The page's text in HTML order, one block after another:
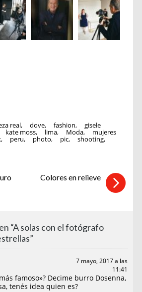
real, dove, fashion, gisele
kate moss, lima, Moda, mujeres
, peru, photo, pic, shooting,
Colores en relieve
“A solas con el fotógrafo
7 mayo, 2017 a las
11:41
famoso»? Decime burro Dosenna,
tenés idea quien es?